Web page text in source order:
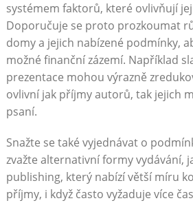
systémem faktorů, které ovlivňují
Doporučuje se proto prozkoumat
domy a jejich nabízené podmínky,
možné finanční zázemí. Například
prezentace mohou výrazně
ovlivní jak příjmy autorů, tak jejich
psaní.
Snažte se také vyjednávat o
zvažte alternativní formy vydávání,
publishing, který nabízí větší míru
příjmy, i když často vyžaduje více